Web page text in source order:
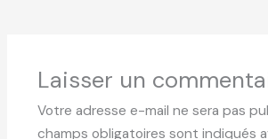
Laisser un
Votre adresse e-mail ne sera pas
champs obligatoires sont indiqués